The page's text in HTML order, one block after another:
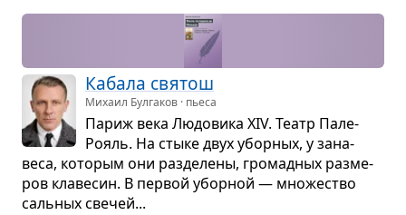
Кабала свя­тош
Михаил Булгаков · пьеса
Париж века Людо­вика XIV. Театр Пале-
Рояль. На стыке двух убор­ных, у зана­
веса, кото­рым они раз­де­лены, гро­мад­ных раз­ме­
ров кла­ве­син. В пер­вой убор­ной — мно­же­ство
саль­ных све­чей...